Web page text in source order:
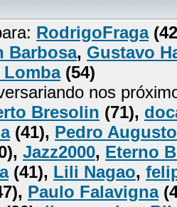
RodrigoFraga
Barbosa, Gustavo
Lomba(54)
nos
Bresolin (71),
(41), Pedro
Jazz2000, Eterno
(41), Lili Nagao,
Paulo Falavigna